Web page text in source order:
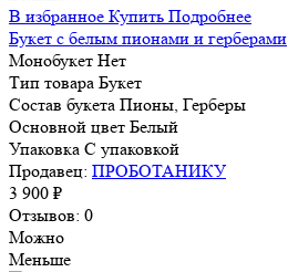
В избранное Купить Подробнее
Букет с белым пионами и герберами
Монобукет Нет
Тип товара Букет
Состав букета Пионы, Герберы
Основной цвет Белый
Упаковка С упаковкой
Продавец: ПРОБОТАНИКУ
3 900 ₽
Отзывов: 0
Можно
Меньше